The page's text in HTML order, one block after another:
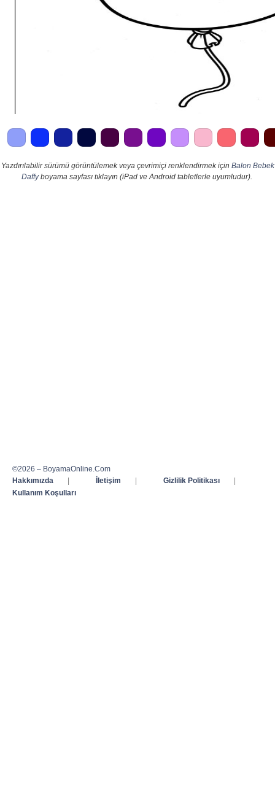
Yazdırılabilir sürümü görüntülemek veya çevrimiçi renklendirmek için Balon Bebek
Daffyboyama sayfası tıklayın (iPad ve Android tabletlerle uyumludur).
©2026 – BoyamaOnline.Com
Hakkımızda
| İletişim | Gizlilik Politikası
|
Kullanım Koşulları